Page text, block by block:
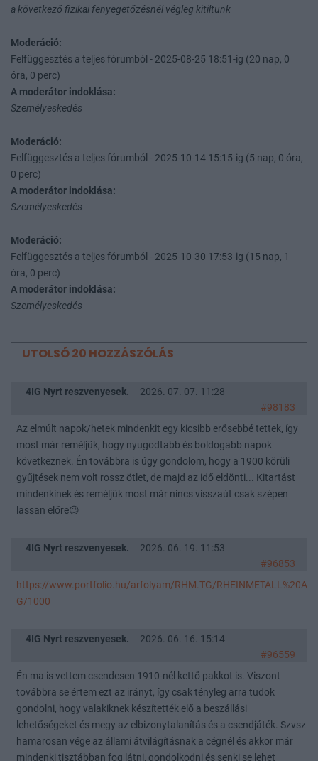
a következő fizikai fenyegetőzésnél végleg kitiltunk
Moderáció:
Felfüggesztés a teljes fórumból - 2025-08-25 18:51-ig (20 nap, 0
óra, 0 perc)
A moderátor indoklása:
Személyeskedés
Moderáció:
Felfüggesztés a teljes fórumból - 2025-10-14 15:15-ig (5 nap, 0 óra,
0 perc)
A moderátor indoklása:
Személyeskedés
Moderáció:
Felfüggesztés a teljes fórumból - 2025-10-30 17:53-ig (15 nap, 1
óra, 0 perc)
A moderátor indoklása:
Személyeskedés
UTOLSÓ 20 HOZZÁSZÓLÁS
4IG Nyrt reszvenyesek.
2026. 07. 07. 11:28
#98183
Az elmúlt napok/hetek mindenkit egy kicsibb erősebbé tettek, így
most már reméljük, hogy nyugodtabb és boldogabb napok
következnek. Én továbbra is úgy gondolom, hogy a 1900 körüli
gyűjtések nem volt rossz ötlet, de majd az idő eldönti... Kitartást
mindenkinek és reméljük most már nincs visszaút csak szépen
lassan előre😉
4IG Nyrt reszvenyesek.
2026. 06. 19. 11:53
#96853
https://www.portfolio.hu/arfolyam/RHM.TG/RHEINMETALL%20A
G/1000
4IG Nyrt reszvenyesek.
2026. 06. 16. 15:14
#96559
Én ma is vettem csendesen 1910-nél kettő pakkot is. Viszont
továbbra se értem ezt az irányt, így csak tényleg arra tudok
gondolni, hogy valakiknek készítették elő a beszállási
lehetőségeket és megy az elbizonytalanítás és a csendjáték. Szvsz
hamarosan vége az állami átvilágításnak a cégnél és akkor már
mindenki tisztábban fog látni, gondolkodni és senki se lehet